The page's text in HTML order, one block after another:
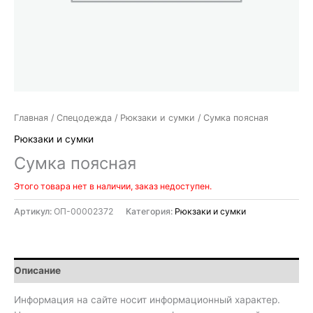
Главная / Спецодежда / Рюкзаки и сумки / Сумка поясная
Рюкзаки и сумки
Сумка поясная
Этого товара нет в наличии, заказ недоступен.
Артикул: ОП-00002372 Категория: Рюкзаки и сумки
Описание
Информация на сайте носит информационный характер.